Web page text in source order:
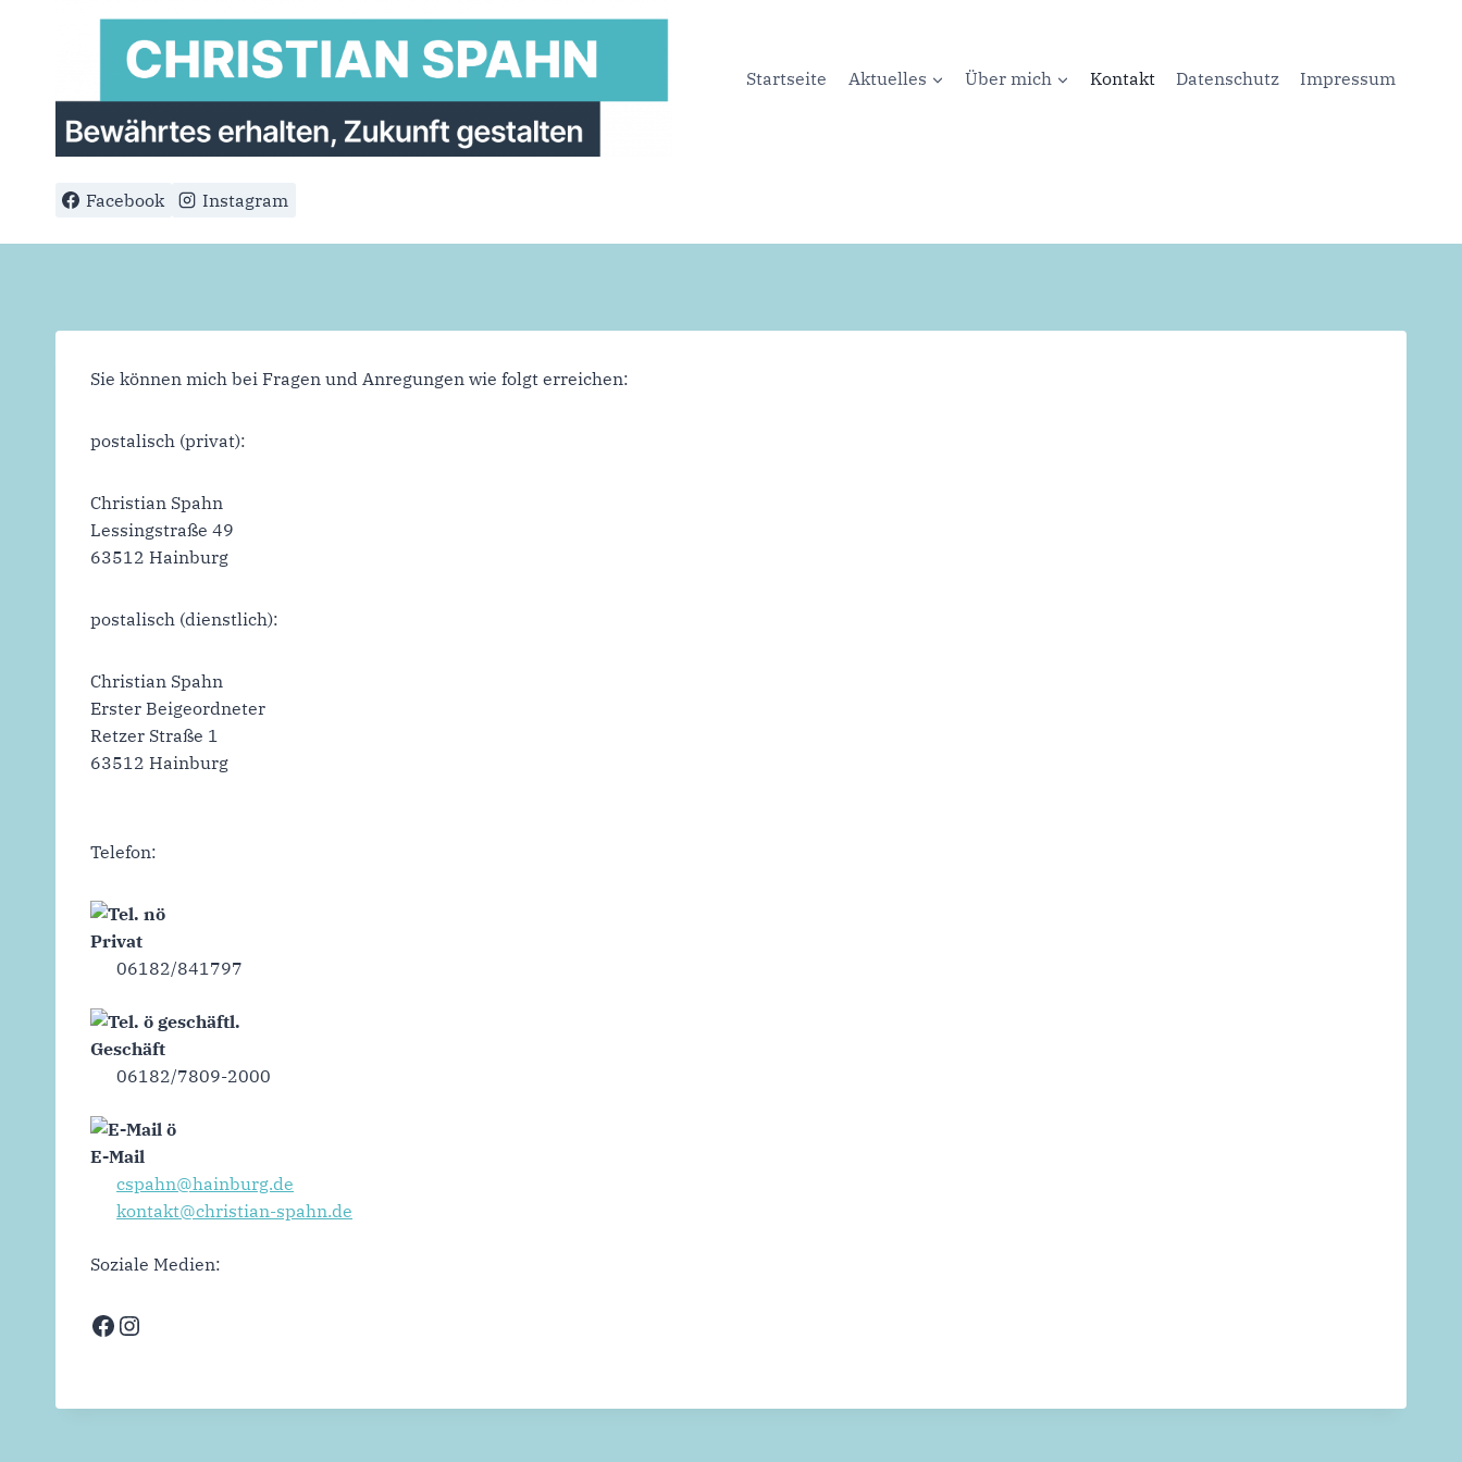
Startseite Aktuelles Über mich Kontakt Datenschutz Impressum
Facebook Instagram
Sie können mich bei Fragen und Anregungen wie folgt erreichen:
postalisch (privat):
Christian Spahn
Lessingstraße 49
63512 Hainburg
postalisch (dienstlich):
Christian Spahn
Erster Beigeordneter
Retzer Straße 1
63512 Hainburg
Telefon:
Privat
06182/841797
Geschäft
06182/7809-2000
E-Mail
cspahn@hainburg.de
kontakt@christian-spahn.de
Soziale Medien:
Facebook Instagram